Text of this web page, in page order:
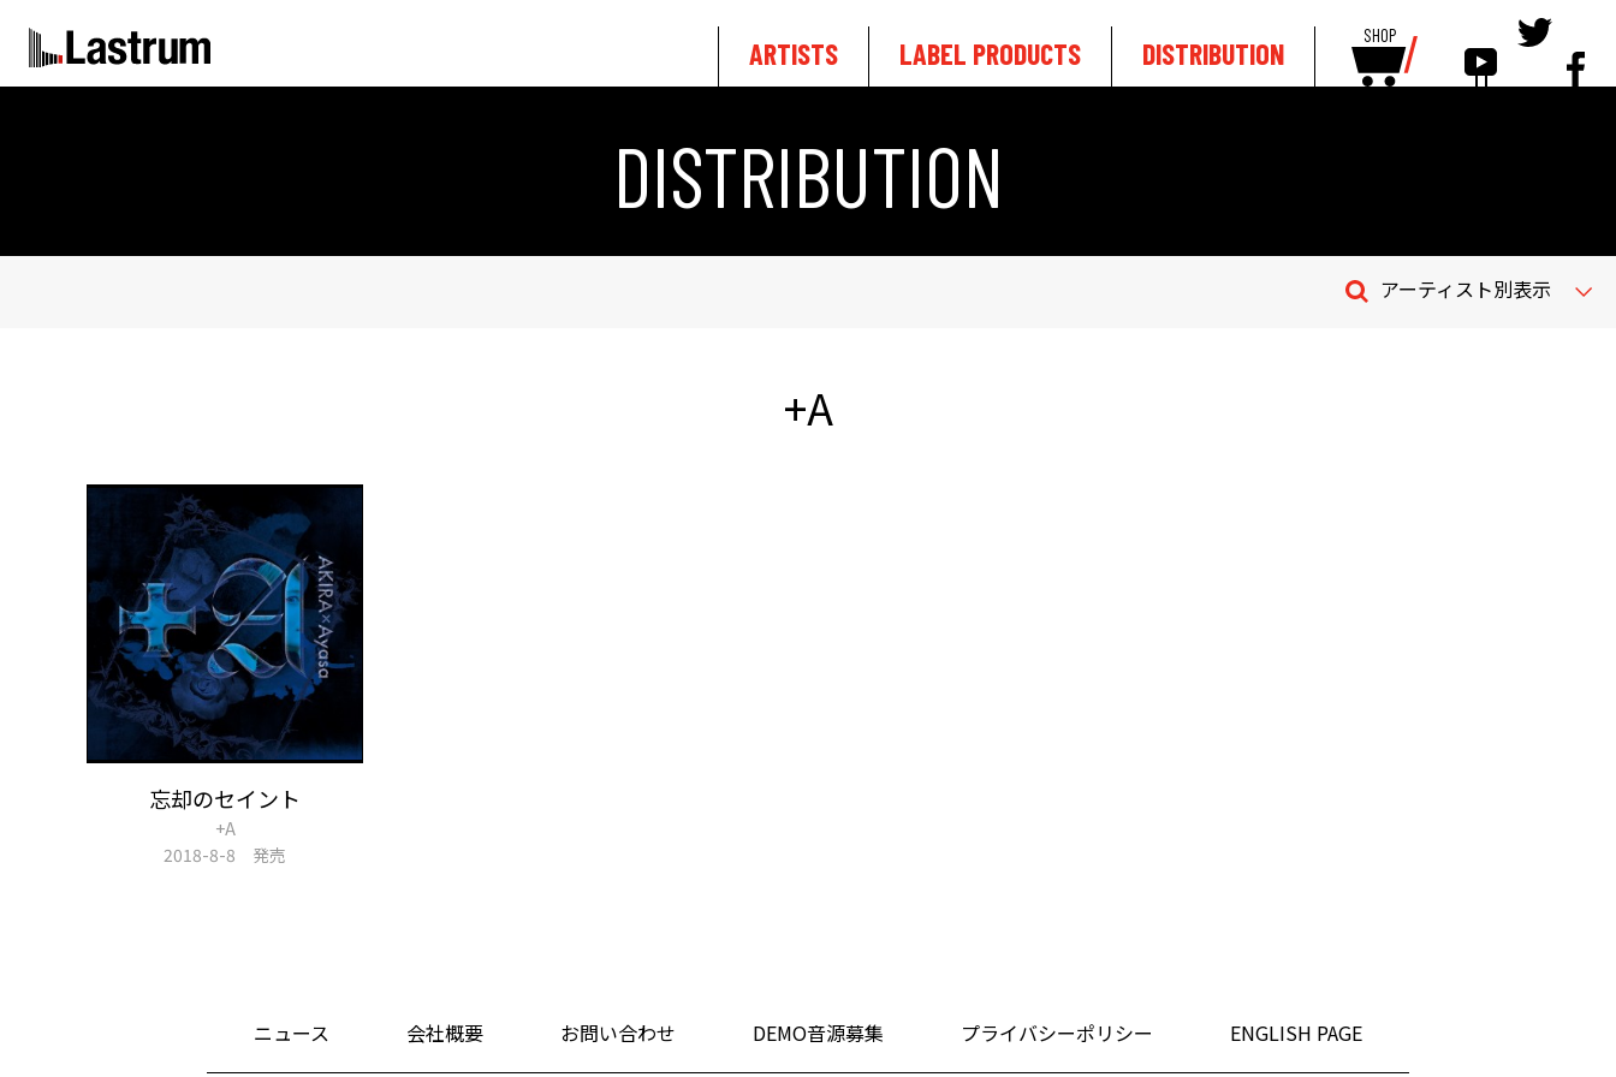
ARTISTS LABEL PRODUCTS DISTRIBUTION
SHOP
DISTRIBUTION
アーティスト別表示
+A
忘却のセイント
+A
2018-8-8 発売
ニュース 会社概要 お問い合わせ DEMO音源募集 プライバシーポリシー ENGLISH PAGE